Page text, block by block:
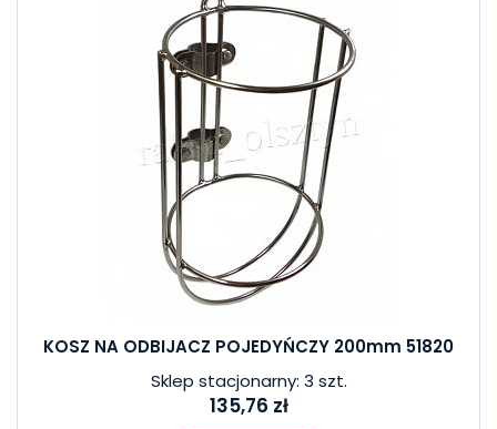
KOSZ NA ODBIJACZ POJEDYŃCZY 200mm 51820
Sklep stacjonarny: 3 szt.
135,76 zł